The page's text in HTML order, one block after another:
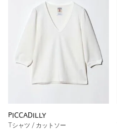
PICCADILLY
Tシャツ / カットソー